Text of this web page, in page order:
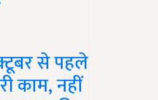
से पहले
काम, नहीं